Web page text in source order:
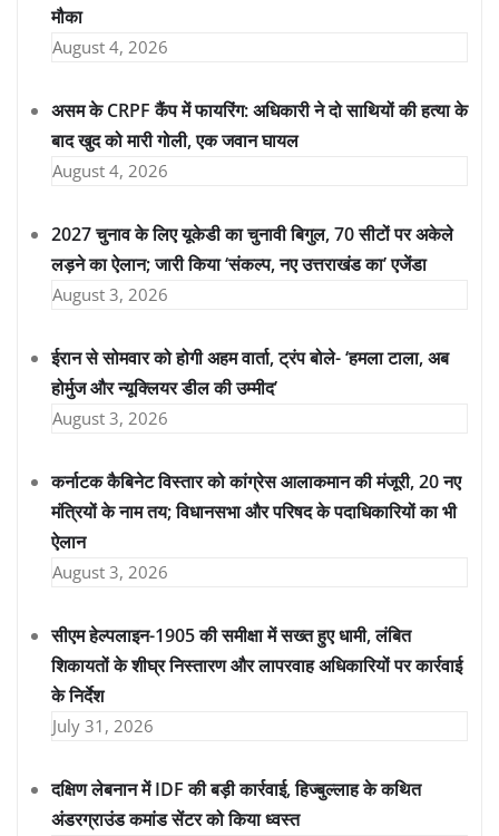
मौका
August 4, 2026
असम के CRPF कैंप में फायरिंग: अधिकारी ने दो साथियों की हत्या के
बाद खुद को मारी गोली, एक जवान घायल
August 4, 2026
2027 चुनाव के लिए यूकेडी का चुनावी बिगुल, 70 सीटों पर अकेले
लड़ने का ऐलान; जारी किया ‘संकल्प, नए उत्तराखंड का’ एजेंडा
August 3, 2026
ईरान से सोमवार को होगी अहम वार्ता, ट्रंप बोले- ‘हमला टाला, अब
होर्मुज और न्यूक्लियर डील की उम्मीद’
August 3, 2026
कर्नाटक कैबिनेट विस्तार को कांग्रेस आलाकमान की मंजूरी, 20 नए
मंत्रियों के नाम तय; विधानसभा और परिषद के पदाधिकारियों का भी
ऐलान
August 3, 2026
सीएम हेल्पलाइन-1905 की समीक्षा में सख्त हुए धामी, लंबित
शिकायतों के शीघ्र निस्तारण और लापरवाह अधिकारियों पर कार्रवाई
के निर्देश
July 31, 2026
दक्षिण लेबनान में IDF की बड़ी कार्रवाई, हिज्बुल्लाह के कथित
अंडरग्राउंड कमांड सेंटर को किया ध्वस्त